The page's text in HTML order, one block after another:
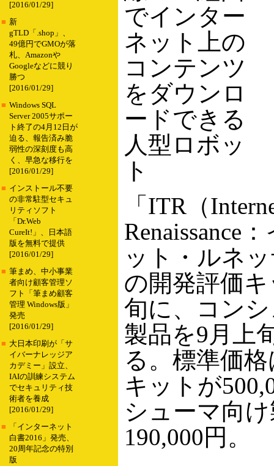
[2016/01/29]
■ 新
gTLD「.shop」、
49億円でGMOが落
札、Amazonや
Googleなどに競り
勝つ
[2016/01/29]
■ Windows SQL
Server 2005サポー
ト終了の4月12日が
迫る、報告済み脆
弱性の深刻度も高
く、早急な移行を
[2016/01/29]
■ インストール不要
の非常駐型セキュ
リティソフト
「Dr.Web
CureIt!」、日本語
版を無料で提供
[2016/01/29]
■ 筆まめ、中小事業
者向け顧客管理ソ
フト「筆まめ顧客
管理 Windows版」
発売
[2016/01/29]
■ 大日本印刷が「サ
イバーナレッジア
カデミー」設立、
IAIの訓練システム
でセキュリティ技
術者を養成
[2016/01/29]
■
「インターネット
白書2016」発売、
20周年記念の特別
版
でインター
ネット上の
コンテンツ
をダウンロ
ードできる
人型ロボッ
ト
「ITR（
Renaissance
ット・ルネ
の開発評価
旬に、コン
製品を9月上
る。標準価
キットが
シューマ向
190,000円。